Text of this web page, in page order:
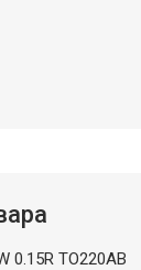
0.15R TO220AB